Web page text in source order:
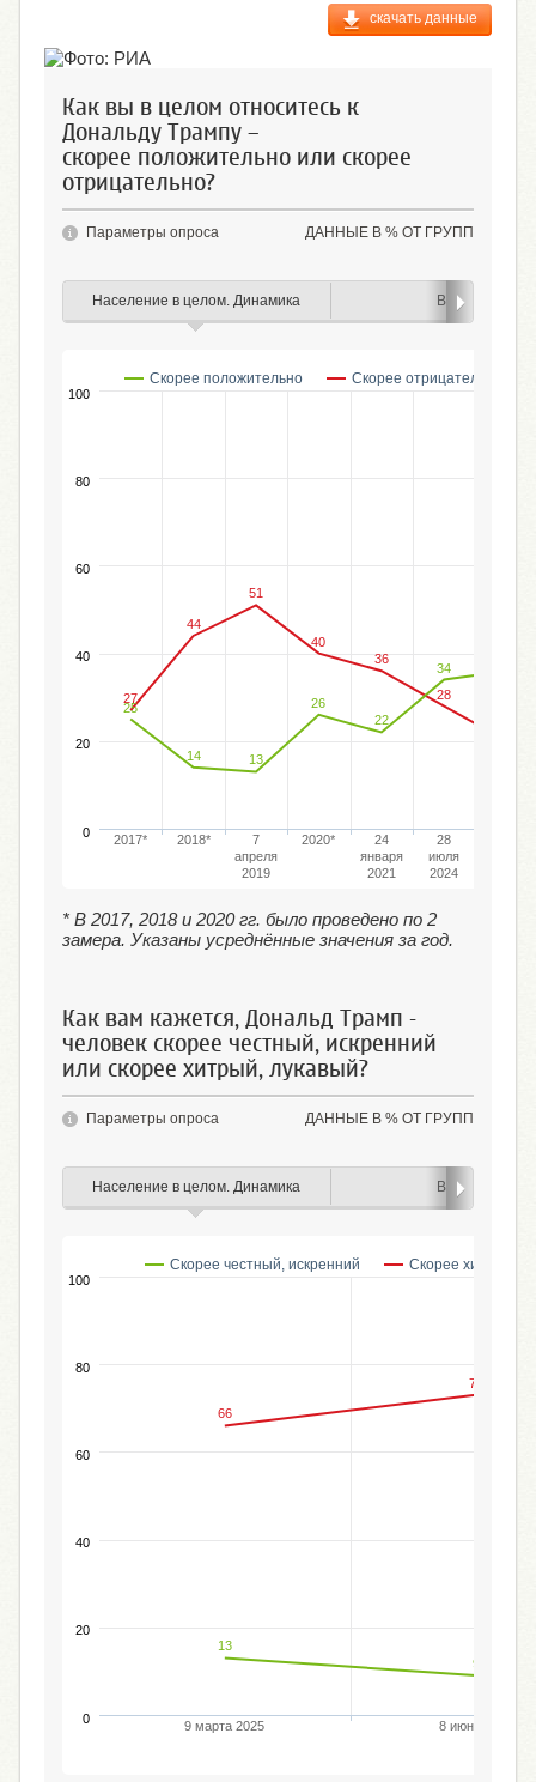
скачать данные
Как вы в целом относитесь к
Дональду Трампу –
скорее положительно или скорее
отрицательно?
ДАННЫЕ В % ОТ ГРУПП
Параметры опроса
Население в целом. Динамика Возраст
27
44
51
40
36
28
25
14 13
26
22
34
Скорее положительно Скорее отрицательно
2017* 2018*
7
апреля
2019
2020*
24
января
2021
28
июля
2024
0
20
40
60
80
100
* В 2017, 2018 и 2020 гг. было проведено по 2
замера. Указаны усреднённые значения за год.
Как вам кажется, Дональд Трамп -
человек скорее честный, искренний
или скорее хитрый, лукавый?
ДАННЫЕ В % ОТ ГРУПП
Параметры опроса
Население в целом. Динамика Возраст
66
73
13
9
Скорее честный, искренний Скорее хитрый,
9 марта 2025 8 июня 2025
0
20
40
60
80
100